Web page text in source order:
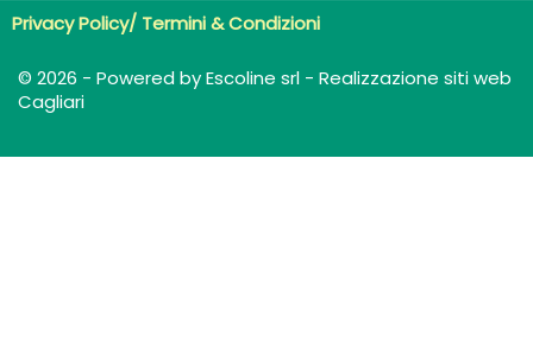
Privacy Policy/ Termini & Condizioni
© 2026 - Powered by Escoline srl - Realizzazione siti web
Cagliari